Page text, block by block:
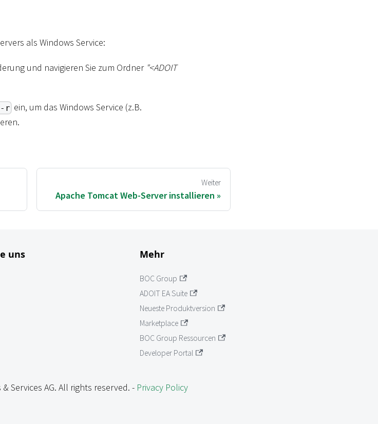
als Windows Service:
und navigieren Sie zum Ordner "<ADOIT
-r ein, um das Windows Service (z.B.
Weiter
Apache Tomcat Web-Server installieren
uns Mehr
BOC Group
ADOIT EA Suite
Neueste Produktversion
Marketplace
BOC Group Ressourcen
Developer Portal
Services AG. All rights reserved. - Privacy Policy